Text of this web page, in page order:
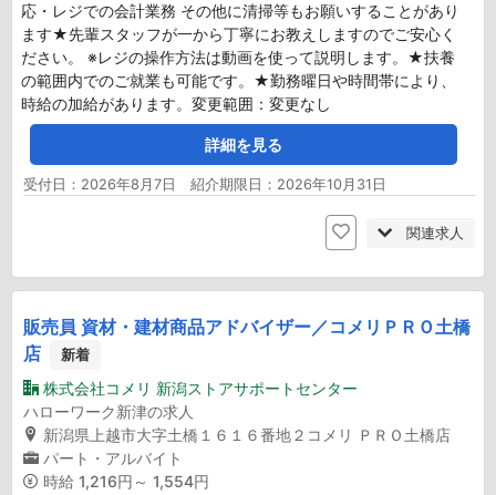
応・レジでの会計業務 その他に清掃等もお願いすることがあり
ます★先輩スタッフが一から丁寧にお教えしますのでご安心く
ださい。 ※レジの操作方法は動画を使って説明します。★扶養
の範囲内でのご就業も可能です。★勤務曜日や時間帯により、
時給の加給があります。変更範囲：変更なし
詳細を見る
受付日：2026年8月7日 紹介期限日：2026年10月31日
関連求人
販売員 資材・建材商品アドバイザー／コメリＰＲＯ土橋
店
新着
株式会社コメリ 新潟ストアサポートセンター
ハローワーク新津の求人
新潟県上越市大字土橋１６１６番地２コメリ ＰＲＯ土橋店
パート・アルバイト
時給 1,216円～ 1,554円